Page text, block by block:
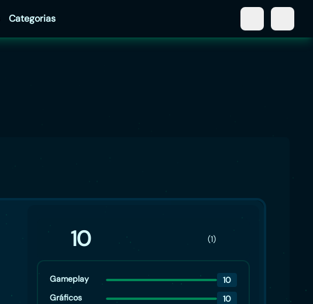
Categorias
10 (1)
Gameplay
10
Gráficos
10